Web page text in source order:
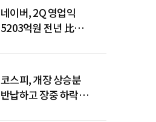
네이버, 2Q 영업익
5203억원 전년 比
코스피, 개장 상승분
반납하고 장중 하락